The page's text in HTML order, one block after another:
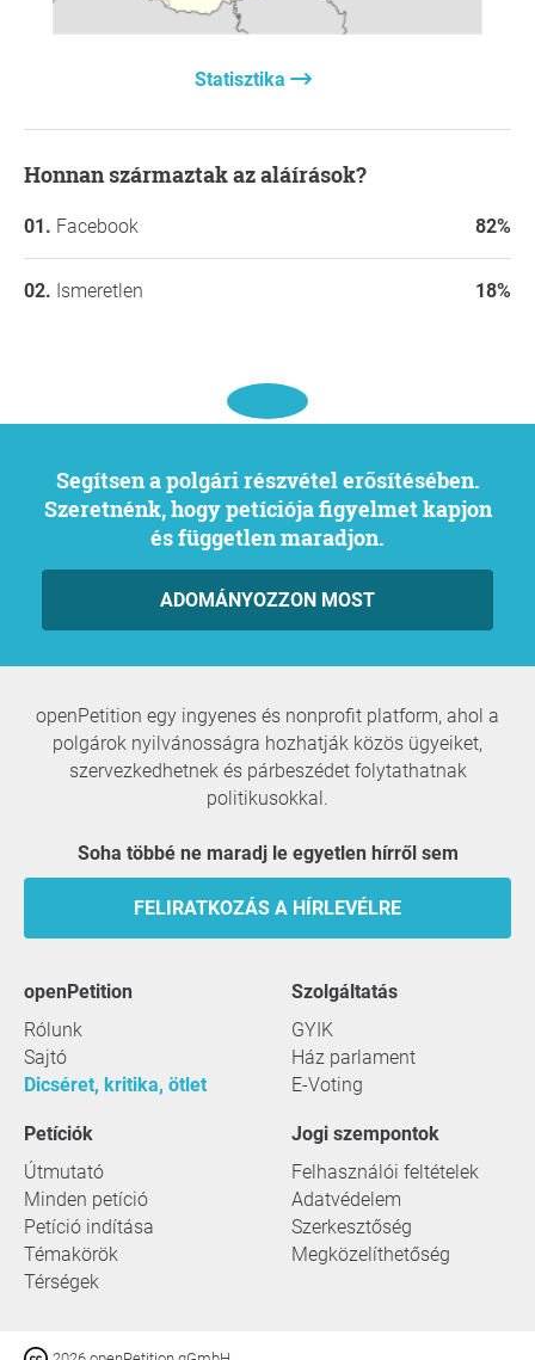
Statisztika
Honnan származtak az aláírások?
Facebook 82%
Ismeretlen 18%
Segítsen a polgári részvétel erősítésében.
Szeretnénk, hogy petíciója figyelmet kapjon
és független maradjon.
ADOMÁNYOZZON MOST
openPetition egy ingyenes és nonprofit platform, ahol a
polgárok nyilvánosságra hozhatják közös ügyeiket,
szervezkedhetnek és párbeszédet folytathatnak
politikusokkal.
Soha többé ne maradj le egyetlen hírről sem
FELIRATKOZÁS A HÍRLEVÉLRE
openPetition
Rólunk
Sajtó
Dicséret, kritika, ötlet
szolgáltatás
GYIK
Ház parlament
E-Voting
Petíciók
Útmutató
Minden petíció
Petíció indítása
Témakörök
Térségek
Jogi szempontok
Felhasználói feltételek
Adatvédelem
Szerkesztőség
Megközelíthetőség